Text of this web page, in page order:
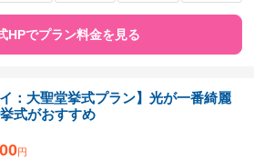
HPでプラン料金を見る
イ：大聖堂挙式プラン】光が一番綺麗
式がおすすめ
円